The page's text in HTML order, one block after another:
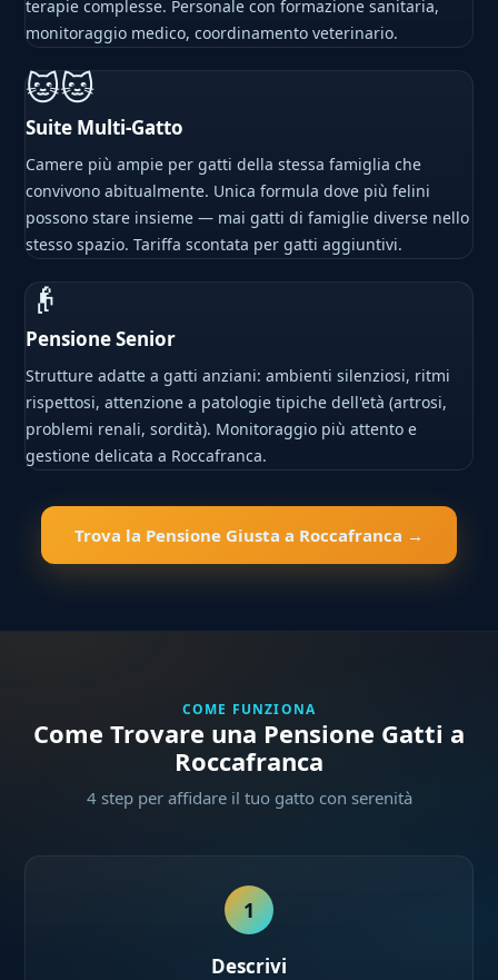
terapie complesse. Personale con formazione sanitaria,
monitoraggio medico, coordinamento veterinario.
🐱🐱
Suite Multi-Gatto
Camere più ampie per gatti della stessa famiglia che
convivono abitualmente. Unica formula dove più felini
possono stare insieme — mai gatti di famiglie diverse nello
stesso spazio. Tariffa scontata per gatti aggiuntivi.
👴
Pensione Senior
Strutture adatte a gatti anziani: ambienti silenziosi, ritmi
rispettosi, attenzione a patologie tipiche dell'età (artrosi,
problemi renali, sordità). Monitoraggio più attento e
gestione delicata a Roccafranca.
Trova la Pensione Giusta a Roccafranca →
COME FUNZIONA
Come Trovare una Pensione Gatti a
Roccafranca
4 step per affidare il tuo gatto con serenità
1
Descrivi